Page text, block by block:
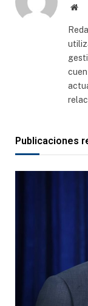
Publicaciones